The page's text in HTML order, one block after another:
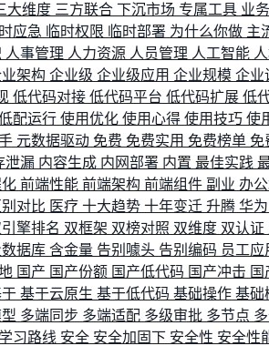
大维度 三方联合 下沉市场 专属工具 业
应急 临时权限 临时部署 为什么你做 主
人事管理 人力资源 人员管理 人工智能
架构 企业级 企业级应用 企业规模 企业
低代码对接 低代码平台 低代码扩展 低
配运行 使用优化 使用心得 使用技巧 使
元数据驱动 免费 免费实用 免费榜单 免
泄漏 内容生成 内网部署 内置 最佳实践
前端性能 前端架构 前端组件 副业 办
别对比 医疗 十大趋势 十年变迁 升腾 华为
擎排名 双框架 双榜对照 双维度 双认证
据库 含金量 告别噱头 告别编码 员工应
国产 国产份额 国产低代码 国产冲击 国
基于云原生 基于低代码 基础操作 基础
多端同步 多端适配 多级审批 多节点
学习路线 安全 安全加固下 安全性 安全性